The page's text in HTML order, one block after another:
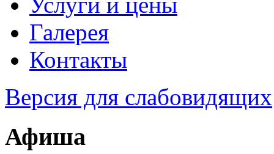
Галерея
Контакты
Версия для слабовидящих
Афиша